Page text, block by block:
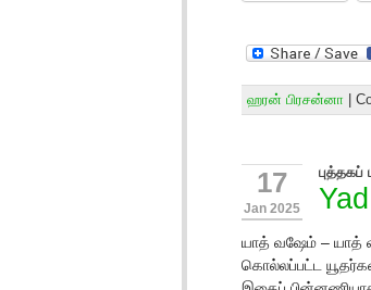
ஹரன் பிரசன்னா
17
Jan 2025
புத்தகப்
யாத் வஷேம் – யாத்
கொல்லப்பட்ட